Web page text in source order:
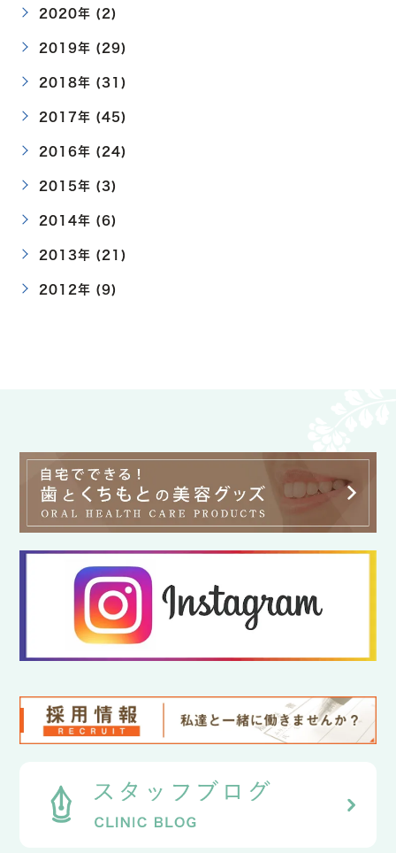
2020年 (2)
2019年 (29)
2018年 (31)
2017年 (45)
2016年 (24)
2015年 (3)
2014年 (6)
2013年 (21)
2012年 (9)